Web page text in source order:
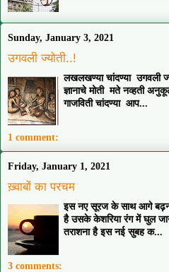
Sunday, January 3, 2021
उगवली ज्योती..!
लखलखण्या चांदण्या उगवली
ज्ञानाचे मोती मते नव्हती
गाजविती चांदण्या आप...
1 comment:
Friday, January 1, 2021
ख़्वाबों का परचम
इस नए सूरज के साथ आगे
है उसके केशरिया रंग में घुल
तराशना है इस नई सुबह क...
3 comments: